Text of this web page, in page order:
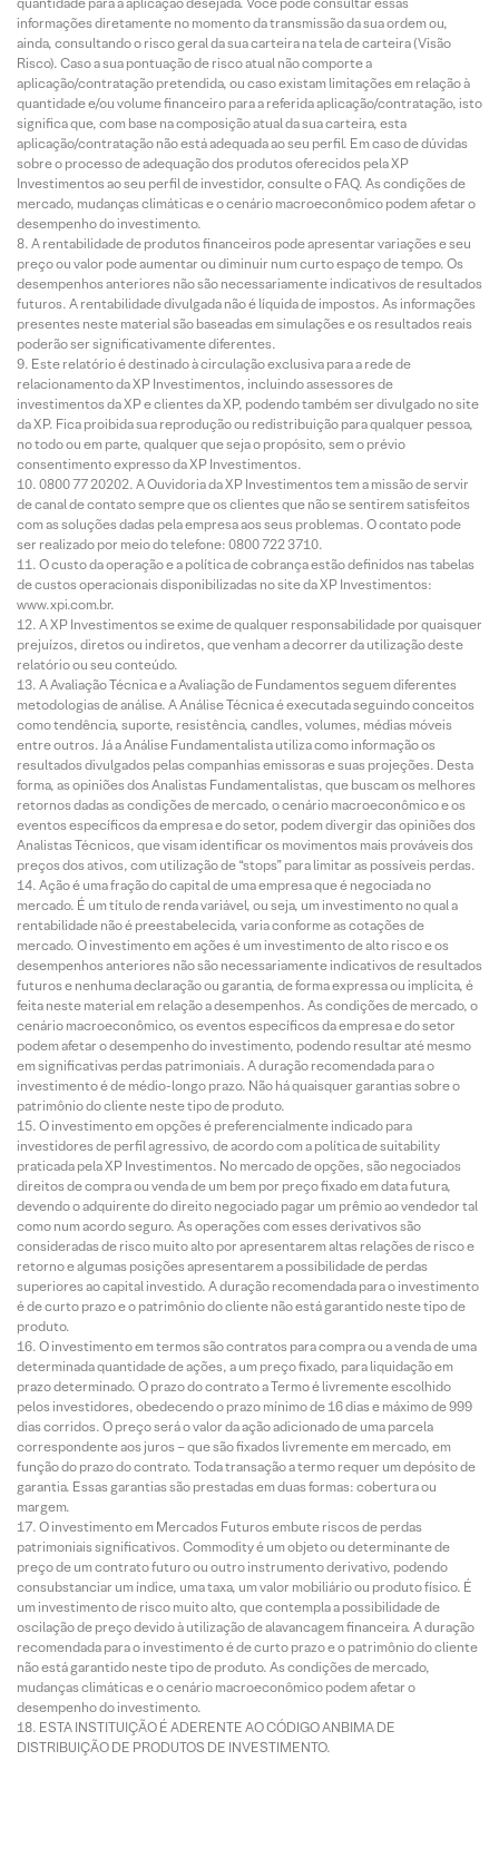
informações diretamente no momento da transmissão da sua ordem ou,
ainda, consultando o risco geral da sua carteira na tela de carteira (Visão
Risco). Caso a sua pontuação de risco atual não comporte a
aplicação/contratação pretendida, ou caso existam limitações em relação à
quantidade e/ou volume financeiro para a referida aplicação/contratação, isto
significa que, com base na composição atual da sua carteira, esta
aplicação/contratação não está adequada ao seu perfil. Em caso de dúvidas
sobre o processo de adequação dos produtos oferecidos pela XP
Investimentos ao seu perfil de investidor, consulte o FAQ. As condições de
mercado, mudanças climáticas e o cenário macroeconômico podem afetar o
desempenho do investimento.
A rentabilidade de produtos financeiros pode apresentar variações e seu
preço ou valor pode aumentar ou diminuir num curto espaço de tempo. Os
desempenhos anteriores não são necessariamente indicativos de resultados
futuros. A rentabilidade divulgada não é líquida de impostos. As informações
presentes neste material são baseadas em simulações e os resultados reais
poderão ser significativamente diferentes.
Este relatório é destinado à circulação exclusiva para a rede de
relacionamento da XP Investimentos, incluindo assessores de
investimentos da XP e clientes da XP, podendo também ser divulgado no site
da XP. Fica proibida sua reprodução ou redistribuição para qualquer pessoa,
no todo ou em parte, qualquer que seja o propósito, sem o prévio
consentimento expresso da XP Investimentos.
0800 77 20202. A Ouvidoria da XP Investimentos tem a missão de servir
de canal de contato sempre que os clientes que não se sentirem satisfeitos
com as soluções dadas pela empresa aos seus problemas. O contato pode
ser realizado por meio do telefone: 0800 722 3710.
O custo da operação e a política de cobrança estão definidos nas tabelas
de custos operacionais disponibilizadas no site da XP Investimentos:
www.xpi.com.br.
A XP Investimentos se exime de qualquer responsabilidade por quaisquer
prejuízos, diretos ou indiretos, que venham a decorrer da utilização deste
relatório ou seu conteúdo.
A Avaliação Técnica e a Avaliação de Fundamentos seguem diferentes
metodologias de análise. A Análise Técnica é executada seguindo conceitos
como tendência, suporte, resistência, candles, volumes, médias móveis
entre outros. Já a Análise Fundamentalista utiliza como informação os
resultados divulgados pelas companhias emissoras e suas projeções. Desta
forma, as opiniões dos Analistas Fundamentalistas, que buscam os melhores
retornos dadas as condições de mercado, o cenário macroeconômico e os
eventos específicos da empresa e do setor, podem divergir das opiniões dos
Analistas Técnicos, que visam identificar os movimentos mais prováveis dos
preços dos ativos, com utilização de “stops” para limitar as possíveis perdas.
Ação é uma fração do capital de uma empresa que é negociada no
mercado. É um título de renda variável, ou seja, um investimento no qual a
rentabilidade não é preestabelecida, varia conforme as cotações de
mercado. O investimento em ações é um investimento de alto risco e os
desempenhos anteriores não são necessariamente indicativos de resultados
futuros e nenhuma declaração ou garantia, de forma expressa ou implícita, é
feita neste material em relação a desempenhos. As condições de mercado, o
cenário macroeconômico, os eventos específicos da empresa e do setor
podem afetar o desempenho do investimento, podendo resultar até mesmo
em significativas perdas patrimoniais. A duração recomendada para o
investimento é de médio-longo prazo. Não há quaisquer garantias sobre o
patrimônio do cliente neste tipo de produto.
O investimento em opções é preferencialmente indicado para
investidores de perfil agressivo, de acordo com a política de suitability
praticada pela XP Investimentos. No mercado de opções, são negociados
direitos de compra ou venda de um bem por preço fixado em data futura,
devendo o adquirente do direito negociado pagar um prêmio ao vendedor tal
como num acordo seguro. As operações com esses derivativos são
consideradas de risco muito alto por apresentarem altas relações de risco e
retorno e algumas posições apresentarem a possibilidade de perdas
superiores ao capital investido. A duração recomendada para o investimento
é de curto prazo e o patrimônio do cliente não está garantido neste tipo de
produto.
O investimento em termos são contratos para compra ou a venda de uma
determinada quantidade de ações, a um preço fixado, para liquidação em
prazo determinado. O prazo do contrato a Termo é livremente escolhido
pelos investidores, obedecendo o prazo mínimo de 16 dias e máximo de 999
dias corridos. O preço será o valor da ação adicionado de uma parcela
correspondente aos juros – que são fixados livremente em mercado, em
função do prazo do contrato. Toda transação a termo requer um depósito de
garantia. Essas garantias são prestadas em duas formas: cobertura ou
margem.
O investimento em Mercados Futuros embute riscos de perdas
patrimoniais significativos. Commodity é um objeto ou determinante de
preço de um contrato futuro ou outro instrumento derivativo, podendo
consubstanciar um índice, uma taxa, um valor mobiliário ou produto físico. É
um investimento de risco muito alto, que contempla a possibilidade de
oscilação de preço devido à utilização de alavancagem financeira. A duração
recomendada para o investimento é de curto prazo e o patrimônio do cliente
não está garantido neste tipo de produto. As condições de mercado,
mudanças climáticas e o cenário macroeconômico podem afetar o
desempenho do investimento.
ESTA INSTITUIÇÃO É ADERENTE AO CÓDIGO ANBIMA DE
DISTRIBUIÇÃO DE PRODUTOS DE INVESTIMENTO.